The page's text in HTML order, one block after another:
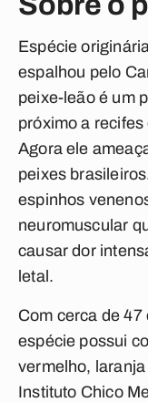
Espécie
espalhou pelo
peixe-leão é um
próximo a
Agora ele
peixes
espinhos
neuromuscular
causar dor
letal.
Com cerca de
espécie possui
vermelho,
Instituto Chico